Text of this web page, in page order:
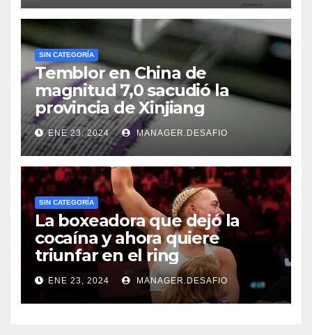
SIN CATEGORÍA
Temblor en China de
magnitud 7,0 sacudió la
provincia de Xinjiang
ENE 23, 2024 MANAGER.DESAFIO
SIN CATEGORÍA
La boxeadora que dejó la
cocaína y ahora quiere
triunfar en el ring​
ENE 23, 2024 MANAGER.DESAFIO